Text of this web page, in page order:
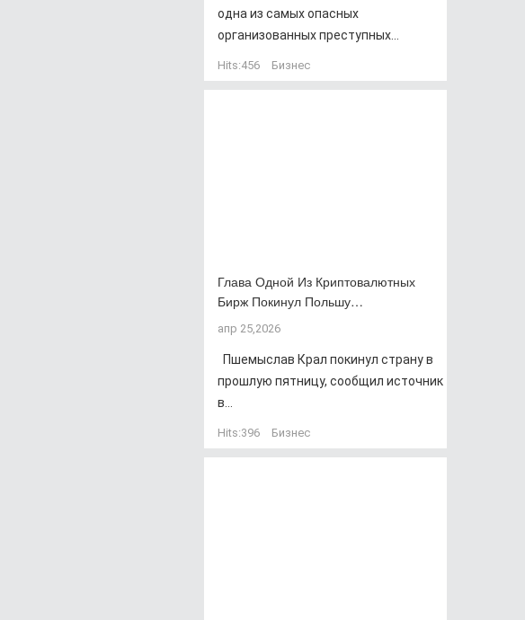
одна из самых опасных
организованных преступных...
Hits:456 Бизнес
Глава Одной Из Криптовалютных
Бирж Покинул Польшу…
апр 25,2026
Пшемыслав Крал покинул страну в
прошлую пятницу, сообщил источник
в...
Hits:396 Бизнес